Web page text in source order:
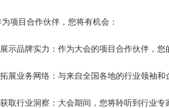
为项目合作伙伴，您将有机会：
示品牌实力：作为大会的项目合作伙伴，
展业务网络：与来自全国各地的行业领袖
取行业洞察：大会期间，您将聆听到行业